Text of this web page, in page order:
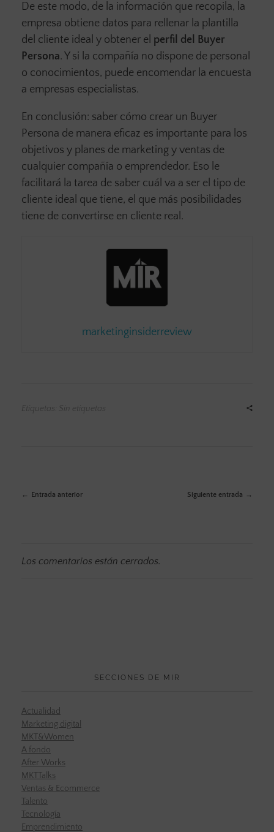
De este modo, de la información que recopila, la
empresa obtiene datos para rellenar la plantilla
del cliente ideal y obtener el perfil del Buyer
Persona. Y si la compañía no dispone de personal
o conocimientos, puede encomendar la encuesta
a empresas especialistas.
En conclusión: saber cómo crear un Buyer
Persona de manera eficaz es importante para los
objetivos y planes de marketing y ventas de
cualquier compañía o emprendedor. Eso le
facilitará la tarea de saber cuál va a ser el tipo de
cliente ideal que tiene, el que más posibilidades
tiene de convertirse en cliente real.
marketinginsiderreview
Etiquetas: Sin etiquetas
Entrada anterior Siguiente entrada
Los comentarios están cerrados.
SECCIONES DE MIR
Actualidad
Marketing digital
MKT&Women
A fondo
After Works
MKTTalks
Ventas & Ecommerce
Talento
Tecnología
Emprendimiento